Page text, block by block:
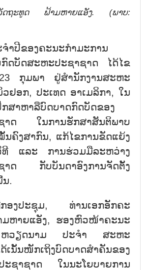
ລັດຖະທູດ ຟ້າມຫາຍແອັງ. (ພາບ:
ຳປີຂອງຄະນະກຳມະການ
ກົດບັດສະຫະປະຊາຊາດ ໄດ້ໄຂ
ກຸມພາ ຢູ່ສຳນັກງານສະຫະ
ຢອກ, ປະເທດ ອາເມລິກາ, ໃນ
ສາຫາລືບົດບາດກົດບັດຂອງ
າດ ໃນການຮັກສາສັນຕິພາບ
ຄົງສາກົນ, ແກ້ໄຂການຂັດແຍ້ງ
ທີ ແລະ ການຮ່ວມມືລະຫວ່າງ
າດ ກັບບັນດາອົງການຈັດຕັ້ງ
.
ກອງປະຊຸມ, ທ່ານເອກອັກຄະ
ຫາຍແອັງ, ຮອງຫົວໜ້າຄະນະ
ວຽດນາມ ປະຈຳ ສະຫະ
ເນັ້ນໜັກເຖິງບົດບາດສຳຄັນຂອງ
ະຊາຊາດ ໃນນະໂຍບາຍການ